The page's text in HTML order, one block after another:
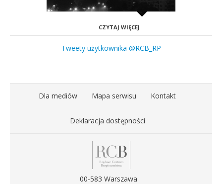
CZYTAJ WIĘCEJ
Tweety użytkownika @RCB_RP
Dla mediów Mapa serwisu Kontakt
Deklaracja dostępności
00-583 Warszawa